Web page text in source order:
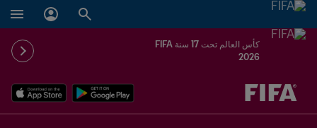
كأس العالم تحت 17 سنة FIFA
2026
يُحدَّد لاحقاً ضد يُحدَّد لاحقاً